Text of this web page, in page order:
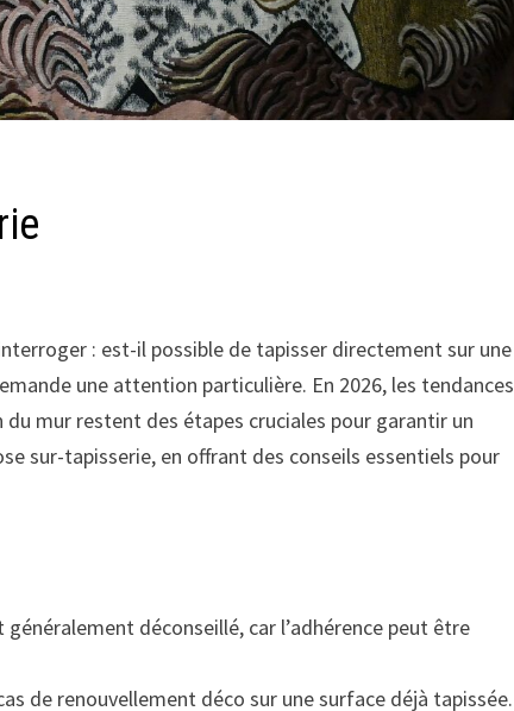
: est-il possible de tapisser directement sur une
une attention particulière. En 2026, les tendances
mur restent des étapes cruciales pour garantir un
sur-tapisserie, en offrant des conseils essentiels pour
généralement déconseillé, car l’adhérence peut être
de renouvellement déco sur une surface déjà tapissée.